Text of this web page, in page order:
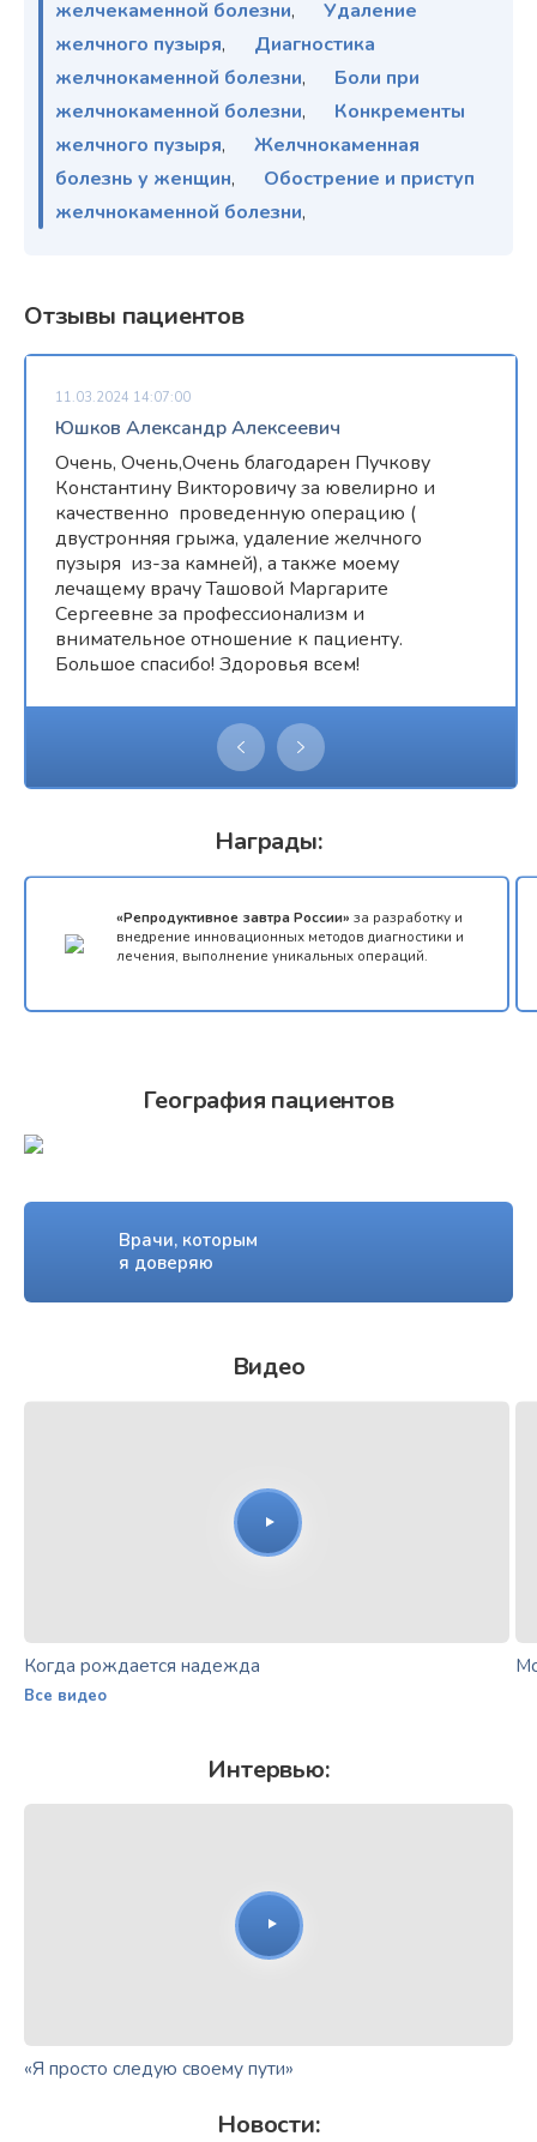
Награды:
«Репродуктивное завтра России» за разработку и
внедрение инновационных методов диагностики и
лечения, выполнение уникальных операций.
География пациентов
Врачи, которым
я доверяю
Видео
Когда рождается надежда
Все видео
Интервью:
«Я просто следую своему пути»
Новости:
желчекаменной болезни,
Удаление
желчного пузыря,
Диагностика
желчнокаменной болезни,
Боли при
желчнокаменной болезни,
Конкременты
желчного пузыря,
Желчнокаменная
болезнь у женщин,
Обострение и приступ
желчнокаменной болезни,
Отзывы пациентов
11.03.2024 14:07:00
Юшков Александр Алексеевич
Очень, Очень,Очень благодарен Пучкову
Константину Викторовичу за ювелирно и
качественно проведенную операцию (
двустронняя грыжа, удаление желчного
пузыря из-за камней), а также моему
лечащему врачу Ташовой Маргарите
Сергеевне за профессионализм и
внимательное отношение к пациенту.
Большое спасибо! Здоровья всем!